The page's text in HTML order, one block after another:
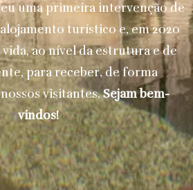
uma primeira intervenção de
turístico e, em 2020
ao nível da estrutura e de
para receber, de forma
visitantes.Sejam bem-
vindos!